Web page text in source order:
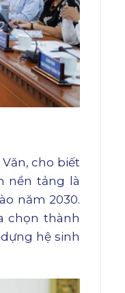
cho biết
nền tảng là
năm 2030.
chọn thành
hệ sinh